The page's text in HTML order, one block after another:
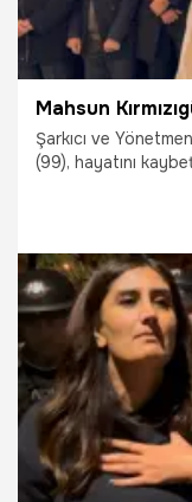
Şarkıcı ve
(99), hayatını
7.12.2024 Magazin